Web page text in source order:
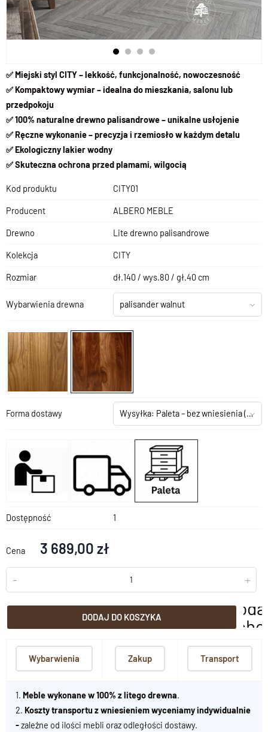
✅Miejski styl CITY – lekkość, funkcjonalność, nowoczesność
✅ Kompaktowy wymiar – idealna do mieszkania, salonu lub
przedpokoju
✅ 100% naturalne drewno palisandrowe – unikalne usłojenie
✅ Ręczne wykonanie – precyzja i rzemiosło w każdym detalu
✅ Ekologiczny lakier wodny
✅ Skuteczna ochrona przed plamami, wilgocią
Kod produktu CITY01
Producent ALBERO MEBLE
Drewno Lite drewno palisandrowe
Kolekcja CITY
Rozmiar dł.140 / wys.80 / gł.40 cm
Wybarwienia drewna palisander walnut
Forma dostawy Wysyłka: Paleta – bez wniesienia(+199,00 zł)
Dostępność 1
Cena 3 689,00 zł
- +
DODAJ DO KOSZYKA
Wybarwienia Zakup Transport
1. Meble wykonane w 100% z litego drewna.
2. Koszty transportu z wniesieniem wyceniamy indywidualnie
-zależne od ilości mebli oraz odległości dostawy.